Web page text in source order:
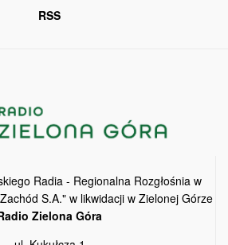
RSS
Radia - Regionalna Rozgłośnia w
S.A." w likwidacji w Zielonej Górze
Zielona Góra